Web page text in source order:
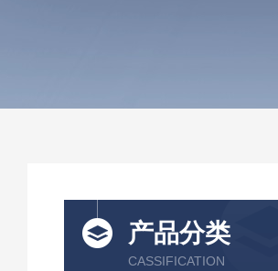
产品分类
CASSIFICATION